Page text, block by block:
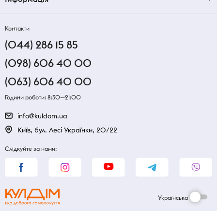
Контакти
(044) 286 15 85
(098) 606 40 00
(063) 606 40 00
Години роботи: 8:30—21:00
info@kuldom.ua
Київ, бул. Лесі Українки, 20/22
Слідкуйте за нами:
Українська